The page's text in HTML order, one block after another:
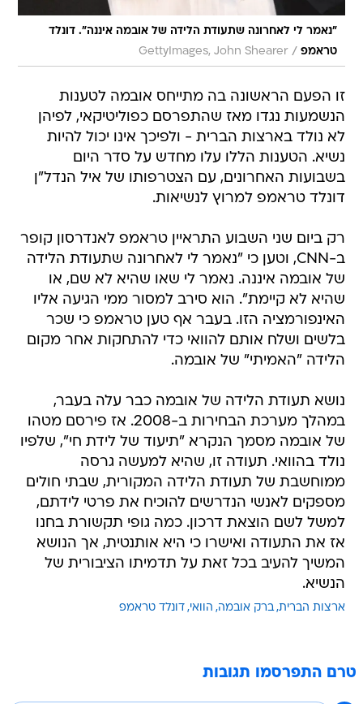
"נאמר לי לאחרונה שתעודת הלידה של אובמה איננה". דונלד
טראמפ /
GettyImages, John Shearer
זו הפעם הראשונה בה מתייחס אובמה לטענות
הנשמעות נגדו מאז שהתפרסם כפוליטיקאי, לפיהן
לא נולד בארצות הברית - ולפיכך אינו יכול להיות
נשיא. הטענות הללו עלו מחדש על סדר היום
בשבועות האחרונים, עם הצטרפותו של איל הנדל"ן
דונלד טראמפ למרוץ לנשיאות.
רק ביום שני השבוע התראיין טראמפ לאנדרסון קופר
ב-CNN, וטען כי "נאמר לי לאחרונה שתעודת הלידה
של אובמה איננה. נאמר לי שאו שהיא לא שם, או
שהיא לא קיימת". הוא סירב למסור ממי הגיעה אליו
האינפורמציה הזו. בעבר אף טען טראמפ כי שכר
בלשים ושלח אותם להוואי כדי להתחקות אחר מקום
הלידה "האמיתי" של אובמה.
נושא תעודת הלידה של אובמה כבר עלה בעבר,
במהלך מערכת הבחירות ב-2008. אז פירסם מטהו
של אובמה מסמך הנקרא "תיעוד של לידת חי", שלפיו
נולד בהוואי. תעודה זו, שהיא למעשה גרסה
ממוחשבת של תעודת הלידה המקורית, שבתי חולים
מספקים לאנשי הנדרשים להוכיח את פרטי לידתם,
למשל לשם הוצאת דרכון. כמה גופי תקשורת בחנו
אז את התעודה ואישרו כי היא אותנטית, אך הנושא
המשיך להעיב בכל זאת על תדמיתו הציבורית של
הנשיא.
ארצות הברית ברק אובמה הוואי דונלד טראמפ
טרם התפרסמו תגובות